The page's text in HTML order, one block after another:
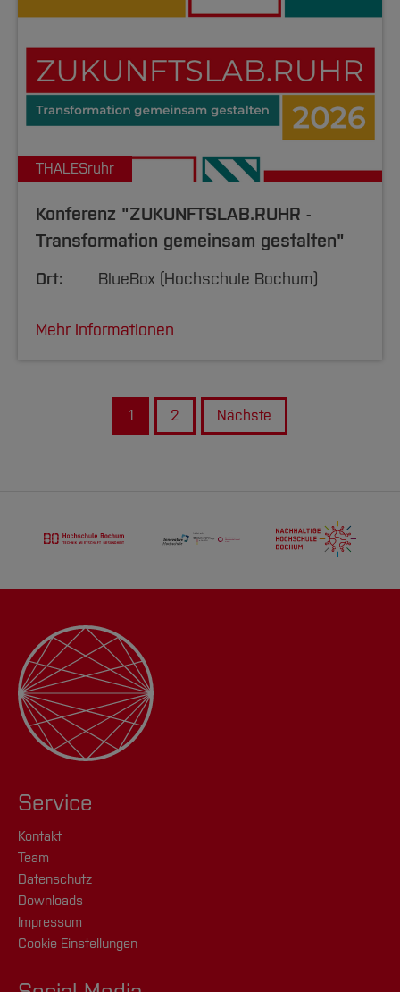
THALESruhr
Konferenz "ZUKUNFTSLAB.RUHR -
Transformation gemeinsam gestalten"
Ort: BlueBox (Hochschule Bochum)
Mehr Informationen
1 2 Nächste
Service
Kontakt
Team
Datenschutz
Downloads
Impressum
Cookie-Einstellungen